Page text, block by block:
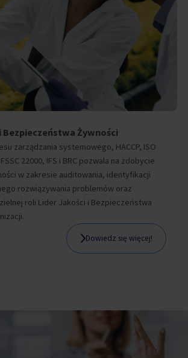
Bezpieczeństwa Żywności
zarządzania systemowego, HACCP, ISO
22000, IFS i BRC pozwala na zdobycie
w zakresie auditowania, identyfikacji
rozwiązywania problemów oraz
roli Lider Jakości i Bezpieczeństwa
Dowiedz się więcej!